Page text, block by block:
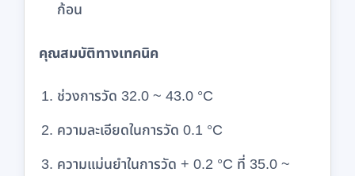
ก้อน
คุณสมบัติทางเทคนิค
ช่วงการวัด 32.0 ~ 43.0 °C
ความละเอียดในการวัด 0.1 °C
ความแม่นยำในการวัด + 0.2 °C ที่ 35.0 ~